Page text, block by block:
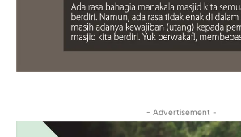
- Advertisement -